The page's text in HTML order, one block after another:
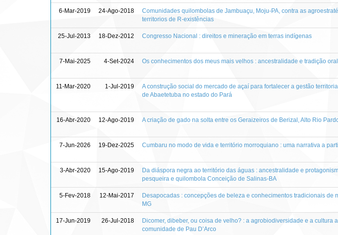
6-Mar-2019 24-Ago-2018
Comunidades quilombolas de Jambuaçu, Moju-PA, contra as
territorios de R-existências
25-Jul-2013 18-Dez-2012 Congresso Nacional : direitos e mineração em terras indígenas
7-Mai-2025 4-Set-2024 Os conhecimentos dos meus mais velhos : ancestralidade e tradição
11-Mar-2020 1-Jul-2019
A construção social do mercado de açaí para fortalecer a gestão
de Abaetetuba no estado do Pará
16-Abr-2020 12-Ago-2019 A criação de gado na solta entre os Geraizeiros de Berizal, Alto Rio
7-Jun-2026 19-Dez-2025 Cumbaru no modo de vida e território morroquiano : uma narrativa a
3-Abr-2020 15-Ago-2019
Da diáspora negra ao território das águas : ancestralidade e
pesqueira e quilombola Conceição de Salinas-BA
5-Fev-2018 12-Mai-2017
Desapocadas : concepções de beleza e conhecimentos tradicionais de
MG
17-Jun-2019 26-Jul-2018
Dicomer, dibeber, ou coisa de velho? : a agrobiodiversidade e a cultura
comunidade de Pau D’Arco